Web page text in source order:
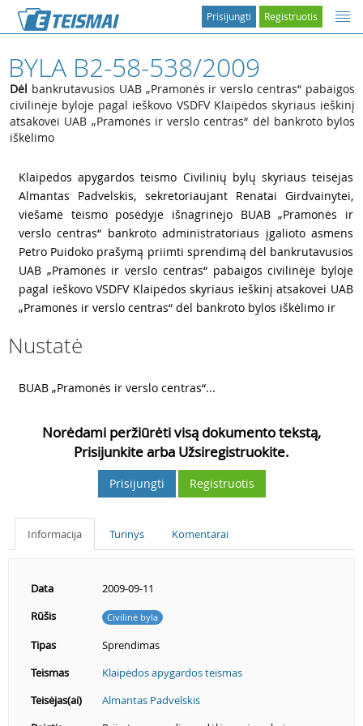
Registruotis
Prisijungti
BYLA B2-58-538/2009
Dėl bankrutavusios UAB „Pramonės ir verslo centras“ pabaigos
civilinėje byloje pagal ieškovo VSDFV Klaipėdos skyriaus ieškinį
atsakovei UAB „Pramonės ir verslo centras“ dėl bankroto bylos
iškėlimo
Klaipėdos apygardos teismo Civilinių bylų skyriaus teisėjas
Almantas Padvelskis, sekretoriaujant Renatai Girdvainytei,
viešame teismo posėdyje išnagrinėjo BUAB „Pramonės ir
verslo centras“ bankroto administratoriaus įgalioto asmens
Petro Puidoko prašymą priimti sprendimą dėl bankrutavusios
UAB „Pramonės ir verslo centras“ pabaigos civilinėje byloje
pagal ieškovo VSDFV Klaipėdos skyriaus ieškinį atsakovei UAB
„Pramonės ir verslo centras“ dėl bankroto bylos iškėlimo ir
Nustatė
BUAB „Pramonės ir verslo centras“...
Norėdami peržiūrėti visą dokumento tekstą,
Prisijunkite arba Užsiregistruokite.
Prisijungti Registruotis
Informacija Turinys Komentarai
Data
2009-09-11
Rūšis
Civilinė byla
Tipas
Sprendimas
Teismas
Klaipėdos apygardos teismas
Teisėjas(ai)
Almantas Padvelskis